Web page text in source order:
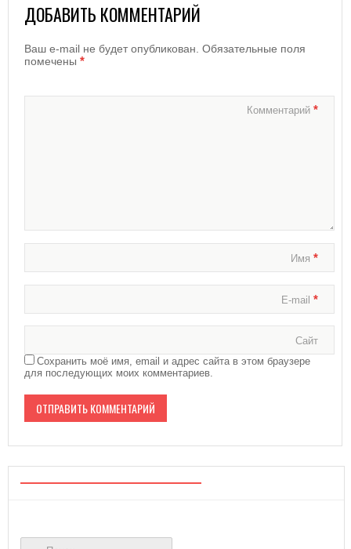
ДОБАВИТЬ КОММЕНТАРИЙ
Ваш e-mail не будет опубликован. Обязательные поля
помечены *
Комментарий*
Имя*
E-mail*
Сайт
Сохранить моё имя, email и адрес сайта в этом браузере
для последующих моих комментариев.